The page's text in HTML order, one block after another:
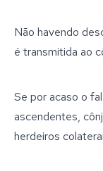
Não havendo
é transmitida ao
Se por acaso o
ascendentes,
herdeiros